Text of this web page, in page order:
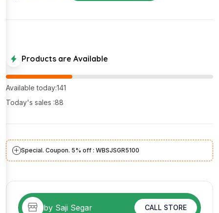
Products are Available
Available today:141
Today's sales :88
Special. Coupon. 5% off : WBSJSGR5100
by Saji Segar CALL STORE